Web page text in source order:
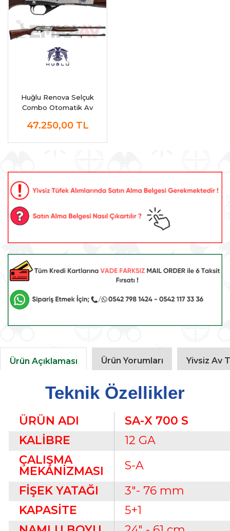
Huğlu Renova Selçuk
Combo Otomatik Av
47.250,00 TL
Ürün Açıklaması Ürün Yorumları Yivsiz Av
Teknik Özellikler
ÜRÜN ADI
SA-X 700 S
KALİBRE
12 GA
ÇALIŞMA
MEKANİZMASI
S-A
FİŞEK YATAĞI
3"- 76 mm
KAPASİTE
5+1